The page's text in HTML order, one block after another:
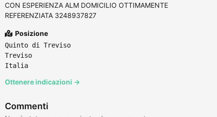
CON ESPERIENZA ALM DOMICILIO OTTIMAMENTE
REFERENZIATA 3248937827
Posizione
Quinto di Treviso
Treviso
Italia
Ottenere indicazioni →
Commenti